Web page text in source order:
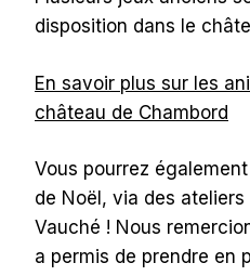
disposition dans le
En savoir plus sur les
château de Chambord
Vous pourrez
de Noël, via des
Vauché ! Nous
a permis de prendre en